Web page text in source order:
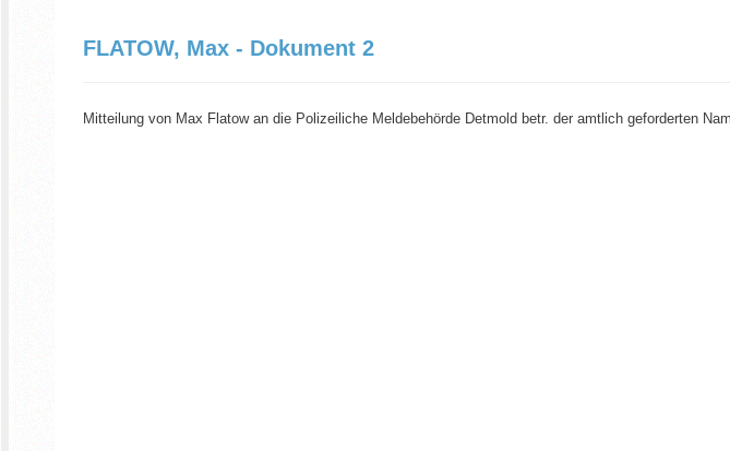
FLATOW, Max - Dokument 2
Mitteilung von Max Flatow an die Polizeiliche Meldebehörde Detmold betr. der amtlich geforderten